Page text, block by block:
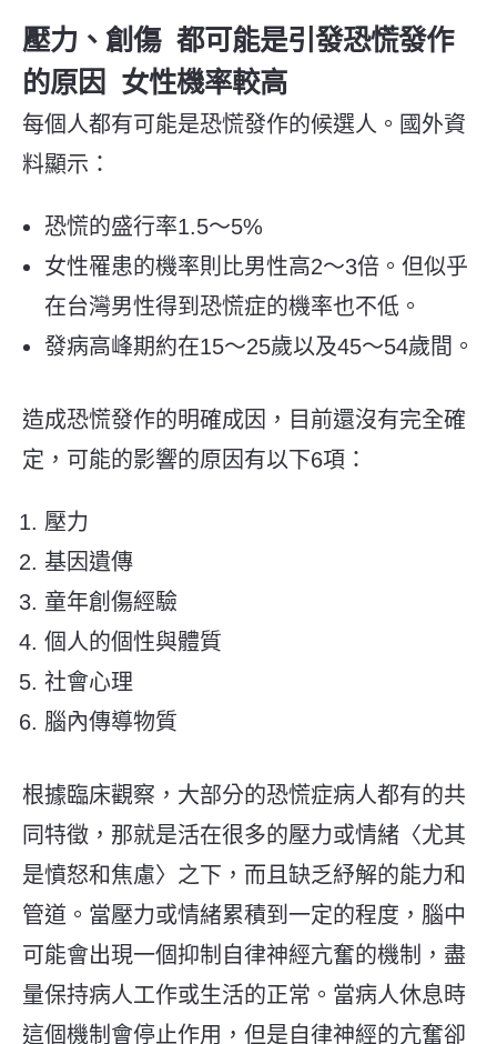
壓力、創傷 都可能是引發恐慌發作
的原因 女性機率較高
每個人都有可能是恐慌發作的候選人。國外資
料顯示：
恐慌的盛行率1.5～5%
女性罹患的機率則比男性高2～3倍。但似乎
在台灣男性得到恐慌症的機率也不低。
發病高峰期約在15～25歲以及45～54歲間。
造成恐慌發作的明確成因，目前還沒有完全確
定，可能的影響的原因有以下6項：
壓力
基因遺傳
童年創傷經驗
個人的個性與體質
社會心理
腦內傳導物質
根據臨床觀察，大部分的恐慌症病人都有的共
同特徵，那就是活在很多的壓力或情緒〈尤其
是憤怒和焦慮〉之下，而且缺乏紓解的能力和
管道。當壓力或情緒累積到一定的程度，腦中
可能會出現一個抑制自律神經亢奮的機制，盡
量保持病人工作或生活的正常。當病人休息時
這個機制會停止作用，但是自律神經的亢奮卻